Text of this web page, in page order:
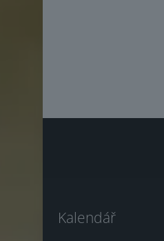
Kalendář